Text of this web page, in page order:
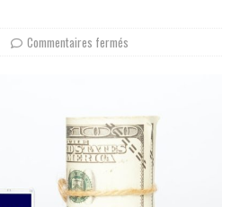
Commentaires fermés